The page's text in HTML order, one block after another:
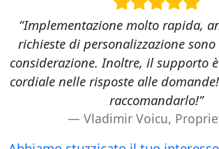
“Implementazione molto rapida,
richieste di personalizzazione
considerazione. Inoltre, il supporto
cordiale nelle risposte alle
raccomandarlo!”
Vladimir Voicu,